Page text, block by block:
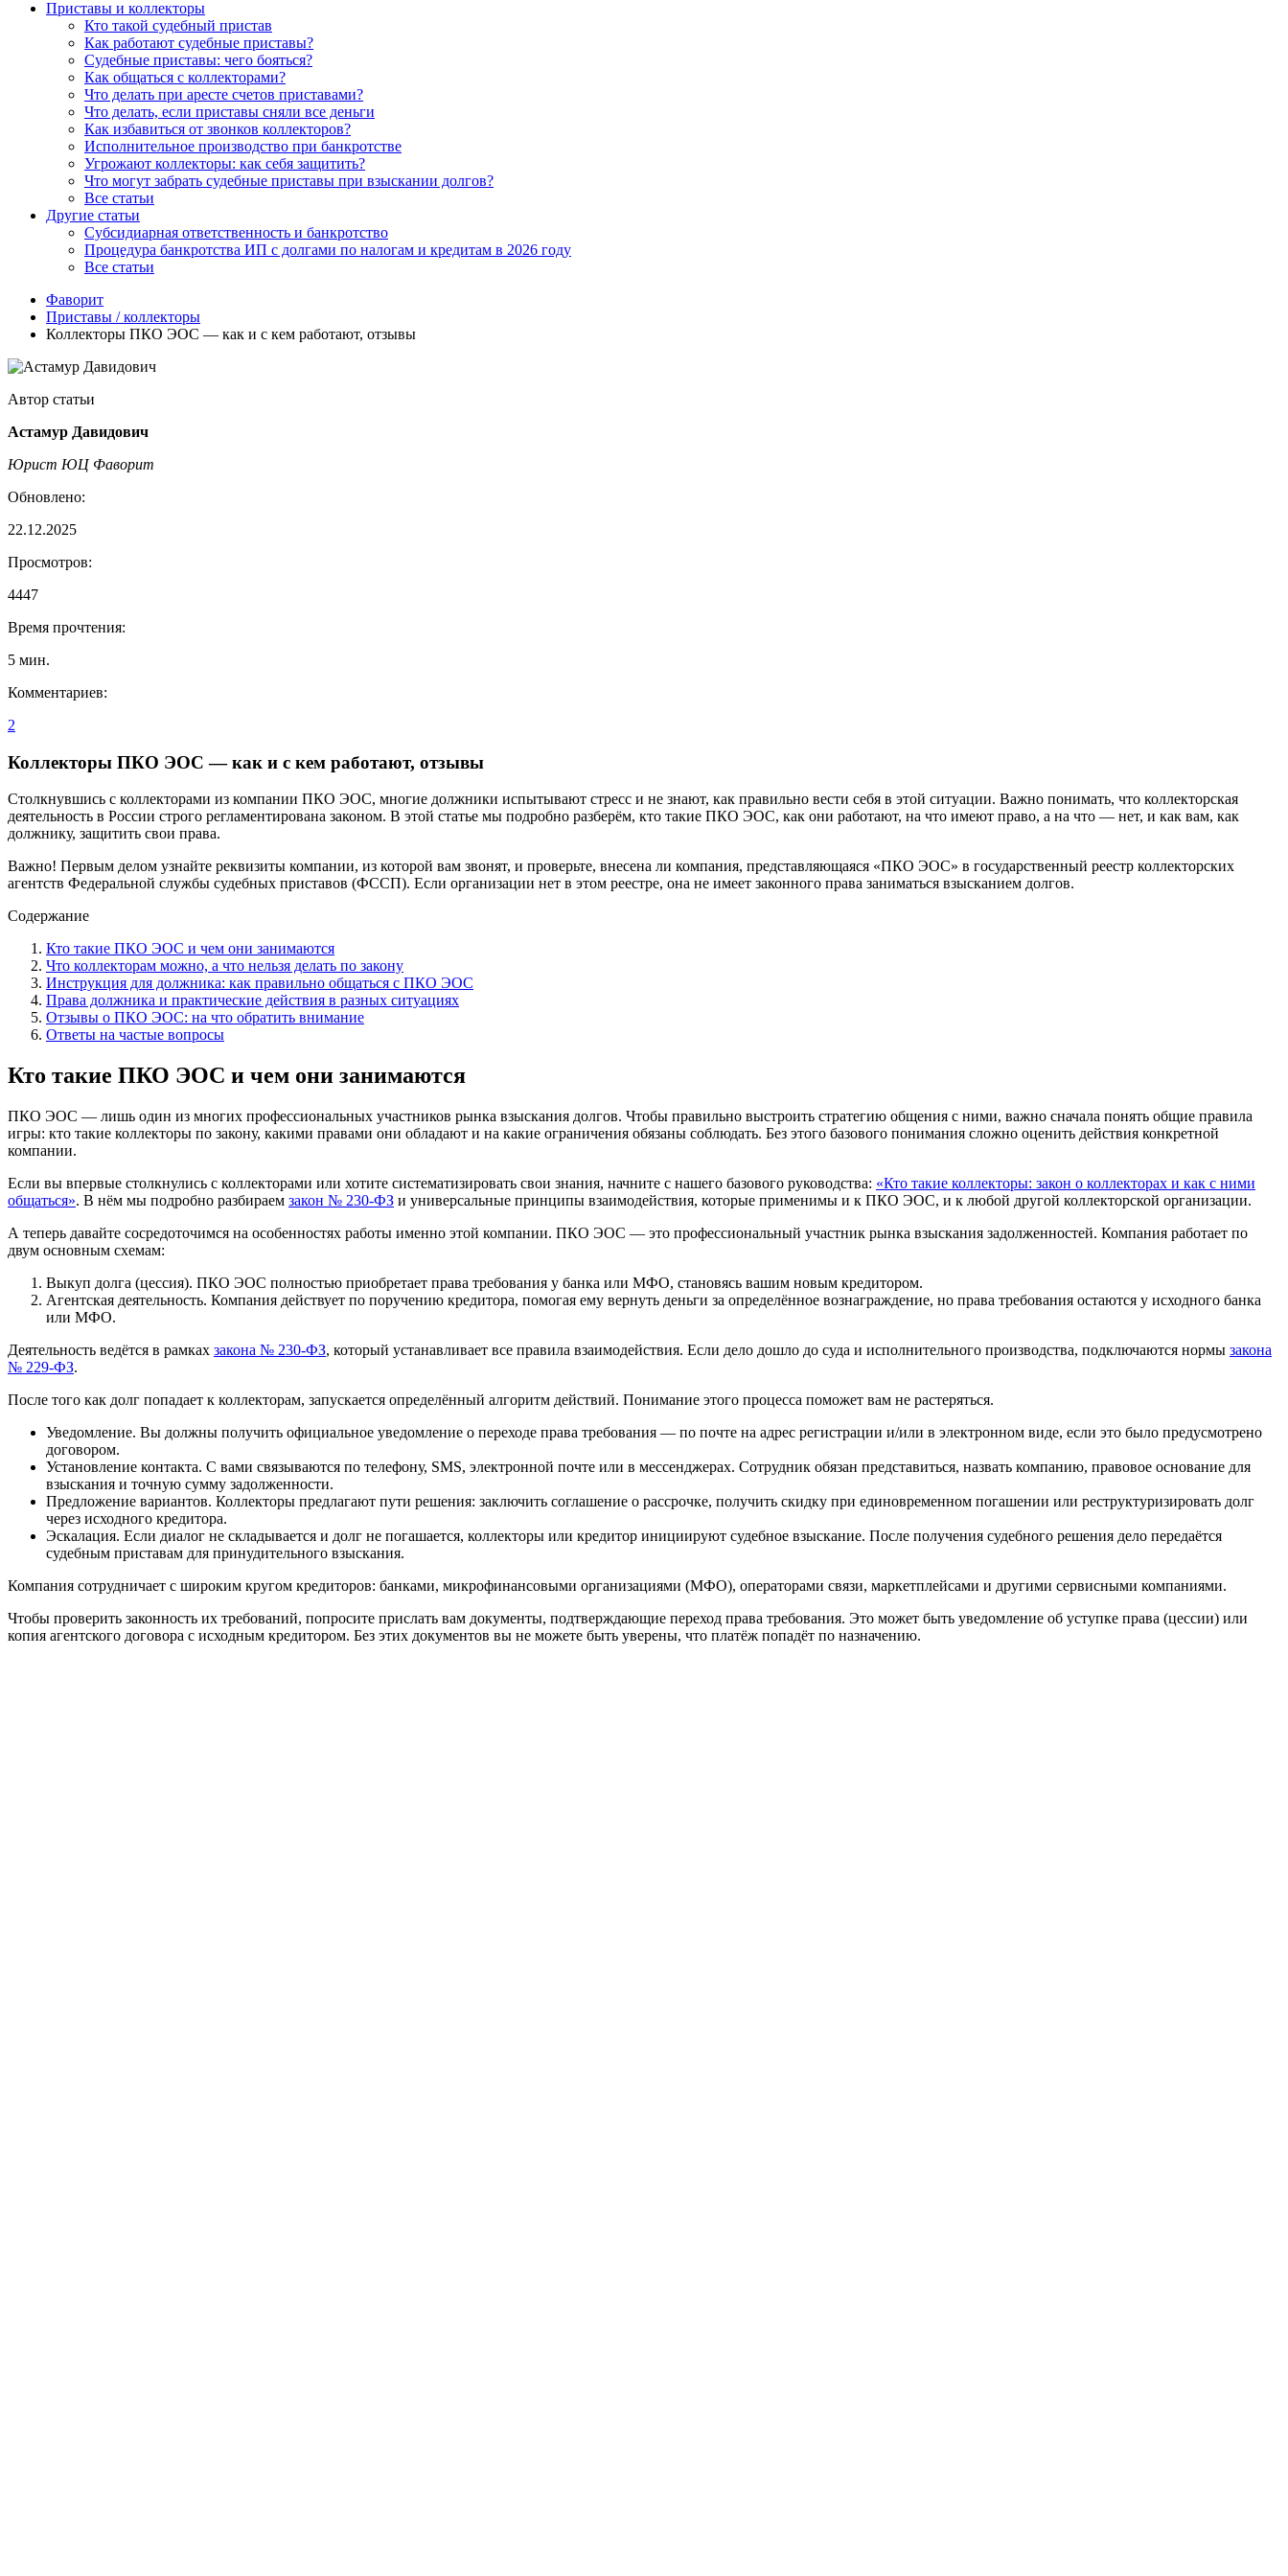
Приставы и коллекторы
Кто такой судебный пристав
Как работают судебные приставы?
Судебные приставы: чего бояться?
Как общаться с коллекторами?
Что делать при аресте счетов приставами?
Что делать, если приставы сняли все деньги
Как избавиться от звонков коллекторов?
Исполнительное производство при банкротстве
Угрожают коллекторы: как себя защитить?
Что могут забрать судебные приставы при взыскании долгов?
Все статьи
Другие статьи
Субсидиарная ответственность и банкротство
Процедура банкротства ИП с долгами по налогам и кредитам в 2026 году
Все статьи
Фаворит
Приставы / коллекторы
Коллекторы ПКО ЭОС — как и с кем работают, отзывы
Автор статьи
Астамур Давидович
Юрист ЮЦ Фаворит
Обновлено:
22.12.2025
Просмотров:
4447
Время прочтения:
5 мин.
Комментариев:
2
Коллекторы ПКО ЭОС — как и с кем работают, отзывы
Столкнувшись с коллекторами из компании ПКО ЭОС, многие должники испытывают стресс и не знают, как правильно вести себя в этой ситуации. Важно понимать, что коллекторская
деятельность в России строго регламентирована законом. В этой статье мы подробно разберём, кто такие ПКО ЭОС, как они работают, на что имеют право, а на что — нет, и как вам, как
должнику, защитить свои права.
Важно! Первым делом узнайте реквизиты компании, из которой вам звонят, и проверьте, внесена ли компания, представляющаяся «ПКО ЭОС» в государственный реестр коллекторских
агентств Федеральной службы судебных приставов (ФССП). Если организации нет в этом реестре, она не имеет законного права заниматься взысканием долгов.
Содержание
Кто такие ПКО ЭОС и чем они занимаются
Что коллекторам можно, а что нельзя делать по закону
Инструкция для должника: как правильно общаться с ПКО ЭОС
Права должника и практические действия в разных ситуациях
Отзывы о ПКО ЭОС: на что обратить внимание
Ответы на частые вопросы
Кто такие ПКО ЭОС и чем они занимаются
ПКО ЭОС — лишь один из многих профессиональных участников рынка взыскания долгов. Чтобы правильно выстроить стратегию общения с ними, важно сначала понять общие правила
игры: кто такие коллекторы по закону, какими правами они обладают и на какие ограничения обязаны соблюдать. Без этого базового понимания сложно оценить действия конкретной
компании.
Если вы впервые столкнулись с коллекторами или хотите систематизировать свои знания, начните с нашего базового руководства: «Кто такие коллекторы: закон о коллекторах и как с ними
общаться». В нём мы подробно разбираем закон № 230-ФЗ и универсальные принципы взаимодействия, которые применимы и к ПКО ЭОС, и к любой другой коллекторской организации.
А теперь давайте сосредоточимся на особенностях работы именно этой компании. ПКО ЭОС — это профессиональный участник рынка взыскания задолженностей. Компания работает по
двум основным схемам:
Выкуп долга (цессия). ПКО ЭОС полностью приобретает права требования у банка или МФО, становясь вашим новым кредитором.
Агентская деятельность. Компания действует по поручению кредитора, помогая ему вернуть деньги за определённое вознаграждение, но права требования остаются у исходного банка
или МФО.
Деятельность ведётся в рамках закона № 230-ФЗ, который устанавливает все правила взаимодействия. Если дело дошло до суда и исполнительного производства, подключаются нормы закона
№ 229-ФЗ.
После того как долг попадает к коллекторам, запускается определённый алгоритм действий. Понимание этого процесса поможет вам не растеряться.
Уведомление. Вы должны получить официальное уведомление о переходе права требования — по почте на адрес регистрации и/или в электронном виде, если это было предусмотрено
договором.
Установление контакта. С вами связываются по телефону, SMS, электронной почте или в мессенджерах. Сотрудник обязан представиться, назвать компанию, правовое основание для
взыскания и точную сумму задолженности.
Предложение вариантов. Коллекторы предлагают пути решения: заключить соглашение о рассрочке, получить скидку при единовременном погашении или реструктуризировать долг
через исходного кредитора.
Эскалация. Если диалог не складывается и долг не погашается, коллекторы или кредитор инициируют судебное взыскание. После получения судебного решения дело передаётся
судебным приставам для принудительного взыскания.
Компания сотрудничает с широким кругом кредиторов: банками, микрофинансовыми организациями (МФО), операторами связи, маркетплейсами и другими сервисными компаниями.
Чтобы проверить законность их требований, попросите прислать вам документы, подтверждающие переход права требования. Это может быть уведомление об уступке права (цессии) или
копия агентского договора с исходным кредитором. Без этих документов вы не можете быть уверены, что платёж попадёт по назначению.